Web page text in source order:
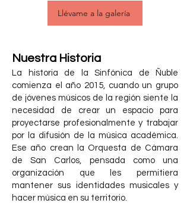
Llévame a la galería
Nuestra Historia
La historia de la Sinfónica de Ñuble
comienza el año 2015, cuando un grupo
de jóvenes músicos de la región siente la
necesidad de crear un espacio para
proyectarse profesionalmente y trabajar
por la difusión de la música académica.
Ese año crean la Orquesta de Cámara
de San Carlos, pensada como una
organización que les permitiera
mantener sus identidades musicales y
hacer música en su territorio.